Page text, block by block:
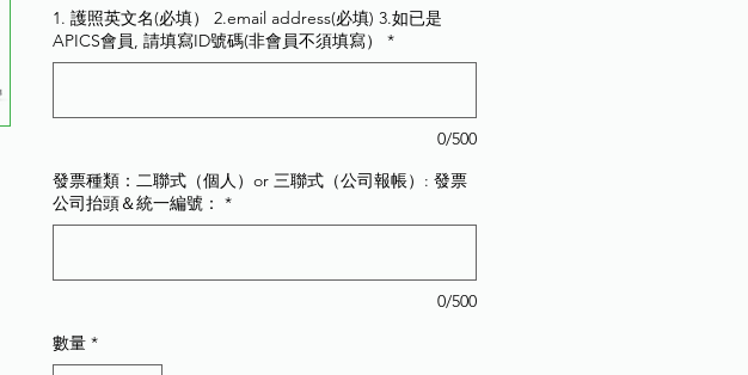
格
格
1. 護照英文名(必填） 2.email address(必填) 3.如已是
APICS會員, 請填寫ID號碼(非會員不須填寫）
*
0/500
發票種類：二聯式（個人）or 三聯式（公司報帳）: 發票
公司抬頭＆統一編號： *
0/500
數量 *